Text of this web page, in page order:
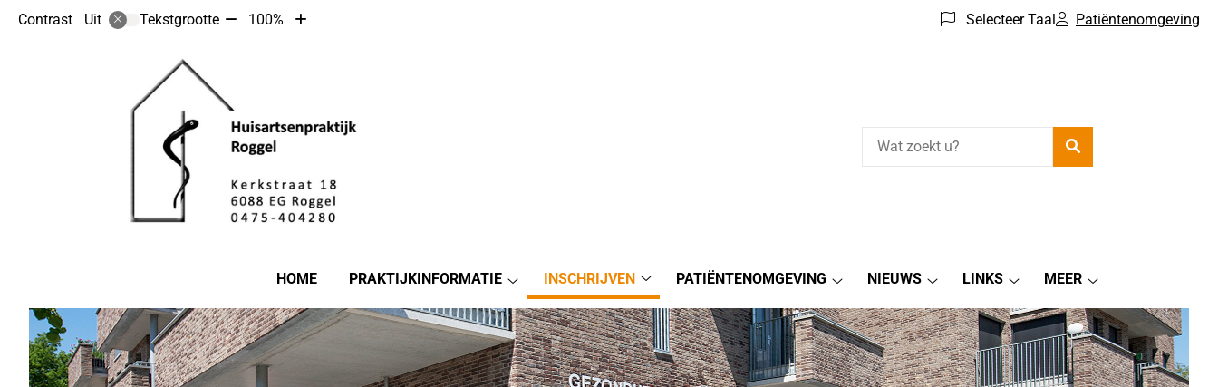
Contrast Uit Tekstgrootte Tekst100%
Tekst
Selecteer Taal Patiëntenomgeving
HOME
PRAKTIJKINFORMATIE
Praktijkinformatie
submenu
INSCHRIJVEN
Inschrijven
submenu
PATIËNTENOMGEVING
submenu
NIEUWS
submenu
LINKS
submenu
MEER
submenu